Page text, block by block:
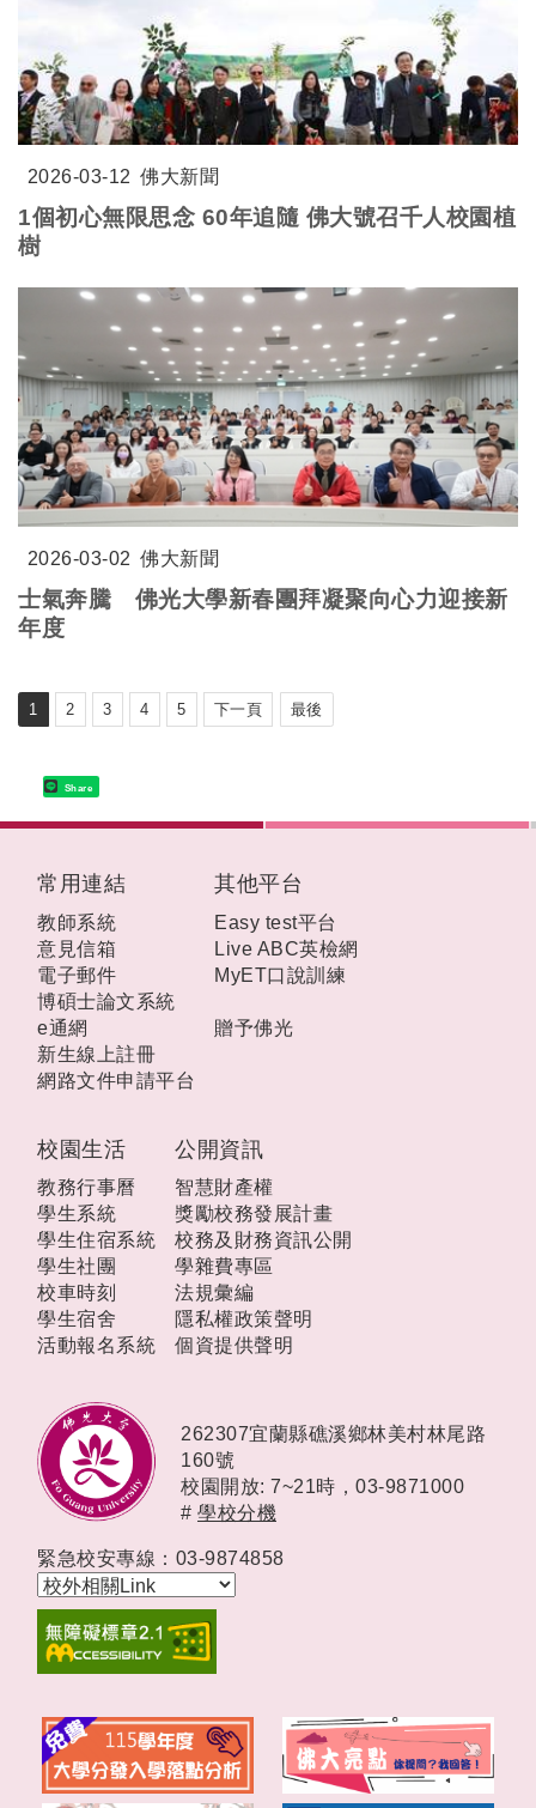
2026-03-12 佛大新聞
1個初心無限思念 60年追隨 佛大號召千人校園植
樹
2026-03-02 佛大新聞
士氣奔騰 佛光大學新春團拜凝聚向心力迎接新
年度
1 2 3 4 5 下一頁 最後
Share
校園生活
教務行事曆
學生系統
學生住宿系統
學生社團
校車時刻
學生宿舍
活動報名系統
公開資訊
智慧財產權
獎勵校務發展計畫
校務及財務資訊公開
學雜費專區
法規彙編
隱私權政策聲明
個資提供聲明
常用連結
教師系統
意見信箱
電子郵件
博碩士論文系統
e通網
新生線上註冊
網路文件申請平台
其他平台
Easy test平台
Live ABC英檢網
MyET口說訓練
贈予佛光
262307宜蘭縣礁溪鄉林美村林尾路
160號
校園開放: 7~21時， 03-9871000
# 學校分機
緊急校安專線：03-9874858